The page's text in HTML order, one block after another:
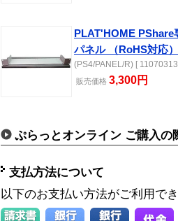
PLAT'HOME PShare
パネル （RoHS対応）
(PS4/PANEL/R) [
販売価格 3,300円
ぷらっとオンライン ご購入の
支払方法について
以下のお支払い方法がご利用で